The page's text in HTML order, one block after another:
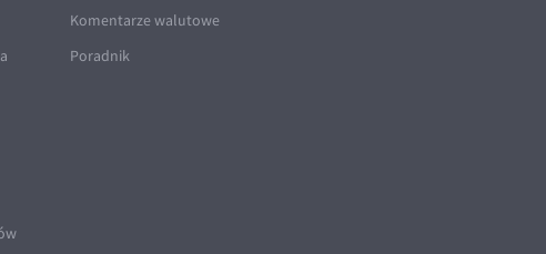
Komentarze walutowe
Poradnik